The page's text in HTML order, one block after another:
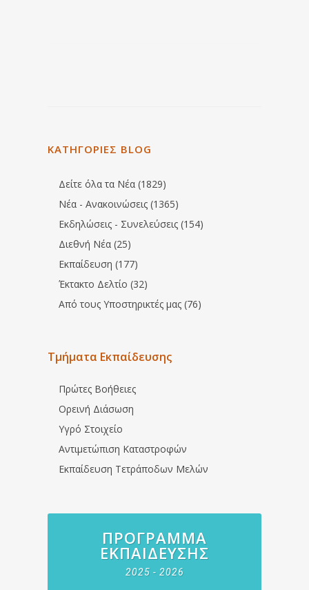
ΚΑΤΗΓΟΡΙΕΣ BLOG
Δείτε όλα τα Νέα (1829)
Νέα - Ανακοινώσεις (1365)
Εκδηλώσεις - Συνελεύσεις (154)
Διεθνή Νέα (25)
Εκπαίδευση (177)
Έκτακτο Δελτίο (32)
Από τους Υποστηρικτές μας (76)
Τμήματα Εκπαίδευσης
Πρώτες Βοήθειες
Ορεινή Διάσωση
Υγρό Στοιχείο
Αντιμετώπιση Καταστροφών
Εκπαίδευση Τετράποδων Μελών
ΠΡΌΓΡΑΜΜΑ
ΕΚΠΑΊΔΕΥΣΗΣ
2025 - 2026